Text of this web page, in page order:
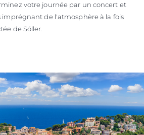
votre journée par un concert et
imprégnant de l'atmosphère à la fois
de Sóller.